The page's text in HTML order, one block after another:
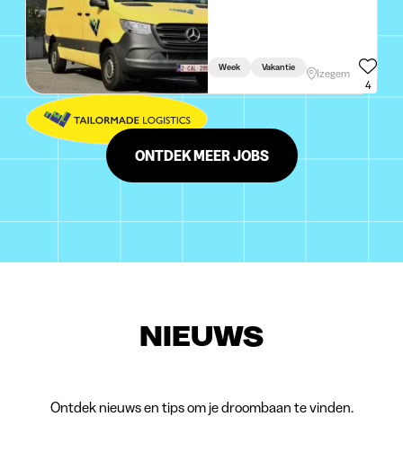
Week Vakantie Rijbewijs Vereist
Izegem
4
ONTDEK MEER JOBS
NIEUWS
Ontdek nieuws en tips om je droombaan te vinden.